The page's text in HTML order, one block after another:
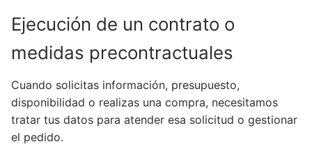
Ejecución de un contrato o
medidas precontractuales
Cuando solicitas información, presupuesto,
disponibilidad o realizas una compra, necesitamos
tratar tus datos para atender esa solicitud o gestionar
el pedido.